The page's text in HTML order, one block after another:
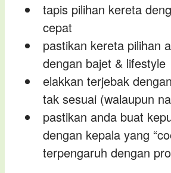
tapis pilihan kereta
cepat
pastikan kereta pilihan
dengan bajet & lifestyle
elakkan terjebak
tak sesuai (walaupun
pastikan anda buat
dengan kepala yang
terpengaruh dengan